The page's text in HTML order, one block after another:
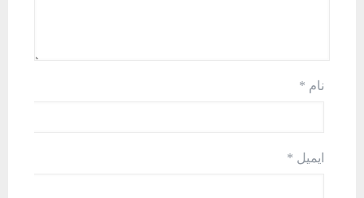
نام *
ایمیل *